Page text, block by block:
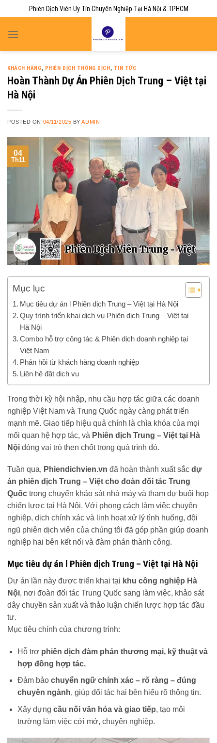
to
content
Phiên Dịch Viên Uy Tín Chuyên Nghiệp Tại Hà Nội & TPHCM
KHÁCH HÀNG, PHIÊN DỊCH THÔNG DỊCH, TIN TỨC
Hoàn Thành Dự Án Phiên Dịch Trung – Việt tại
Hà Nội
POSTED ON 04/11/2025 BYADMIN
04
Th11
Mục lục
Mục tiêu dự án l Phiên dịch Trung – Việt tại Hà Nội
Quy trình triển khai dịch vụ Phiên dịch Trung – Việt tại
Hà Nội
Combo hỗ trợ công tác & Phiên dịch doanh nghiệp tại
Việt Nam
Phản hồi từ khách hàng doanh nghiệp
Liên hệ đặt dịch vụ
Trong thời kỳ hội nhập, nhu cầu hợp tác giữa các doanh
nghiệp Việt Nam và Trung Quốc ngày càng phát triển
mạnh mẽ. Giao tiếp hiệu quả chính là chìa khóa của mọi
mối quan hệ hợp tác, và Phiên dịch Trung – Việt tại Hà
Nội đóng vai trò then chốt trong quá trình đó.
Tuần qua, Phiendichvien.vn đã hoàn thành xuất sắc dự
án phiên dịch Trung – Việt cho đoàn đối tác Trung
Quốc trong chuyến khảo sát nhà máy và tham dự buổi họp
chiến lược tại Hà Nội. Với phong cách làm việc chuyên
nghiệp, dịch chính xác và linh hoạt xử lý tình huống, đội
ngũ phiên dịch viên của chúng tôi đã góp phần giúp doanh
nghiệp hai bên kết nối và đàm phán thành công.
Mục tiêu dự án l Phiên dịch Trung – Việt tại Hà Nội
Dự án lần này được triển khai tại khu công nghiệp Hà
Nội, nơi đoàn đối tác Trung Quốc sang làm việc, khảo sát
dây chuyền sản xuất và thảo luận chiến lược hợp tác đầu
tư.
Mục tiêu chính của chương trình:
Hỗ trợ phiên dịch đàm phán thương mại, kỹ thuật và
hợp đồng hợp tác.
Đảm bảo chuyển ngữ chính xác – rõ ràng – đúng
chuyên ngành, giúp đối tác hai bên hiểu rõ thông tin.
Xây dựng cầu nối văn hóa và giao tiếp, tạo môi
trường làm việc cởi mở, chuyên nghiệp.